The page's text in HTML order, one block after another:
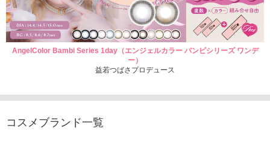
AngelColor Bambi Series 1day（エンジェルカラー バンビシリーズ ワンデ
ー）
益若つばさプロデュース
コスメブランド一覧